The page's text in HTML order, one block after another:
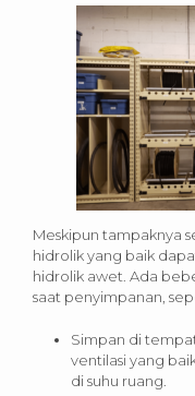
Meskipun tampaknya
hidrolik yang baik
hidrolik awet. Ada
saat penyimpanan,
Simpan di
ventilasi yang
di suhu ruang.